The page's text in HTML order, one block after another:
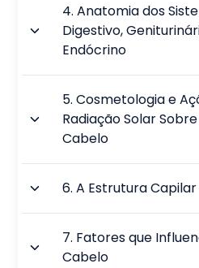
4.Anatomia dos
Digestivo,
Endócrino
5.Cosmetologia e
Radiação Solar
Cabelo
6.A Estrutura Capilar
7. Fatores que
Cabelo